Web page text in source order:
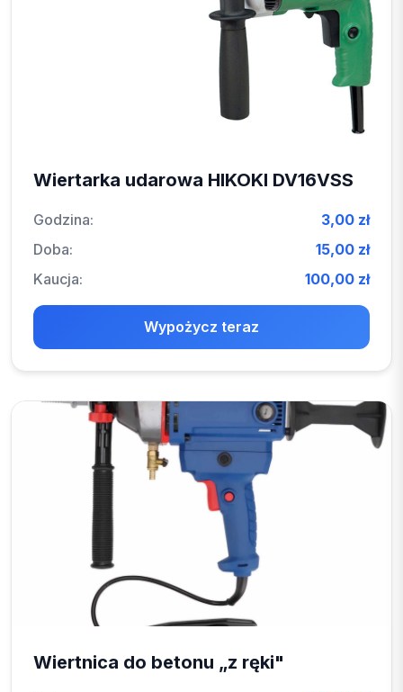
Wiertarka udarowa HIKOKI DV16VSS
Godzina:
3,00 zł
Doba:
15,00 zł
Kaucja:
100,00 zł
Wypożycz teraz
Wiertnica do betonu „z ręki"